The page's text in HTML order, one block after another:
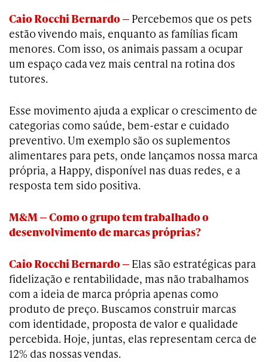
Caio Rocchi Bernardo — Percebemos que os pets
estão vivendo mais, enquanto as famílias ficam
menores. Com isso, os animais passam a ocupar
um espaço cada vez mais central na rotina dos
tutores.
Esse movimento ajuda a explicar o crescimento de
categorias como saúde, bem-estar e cuidado
preventivo. Um exemplo são os suplementos
alimentares para pets, onde lançamos nossa marca
própria, a Happy, disponível nas duas redes, e a
resposta tem sido positiva.
M&M — Como o grupo tem trabalhado o
desenvolvimento de marcas próprias?
Caio Rocchi Bernardo — Elas são estratégicas para
fidelização e rentabilidade, mas não trabalhamos
com a ideia de marca própria apenas como
produto de preço. Buscamos construir marcas
com identidade, proposta de valor e qualidade
percebida. Hoje, juntas, elas representam cerca de
12% das nossas vendas.